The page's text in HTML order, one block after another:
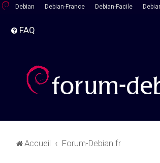
Debian Debian-France Debian-Facile
FAQ
Accueil Forum-Debian.fr